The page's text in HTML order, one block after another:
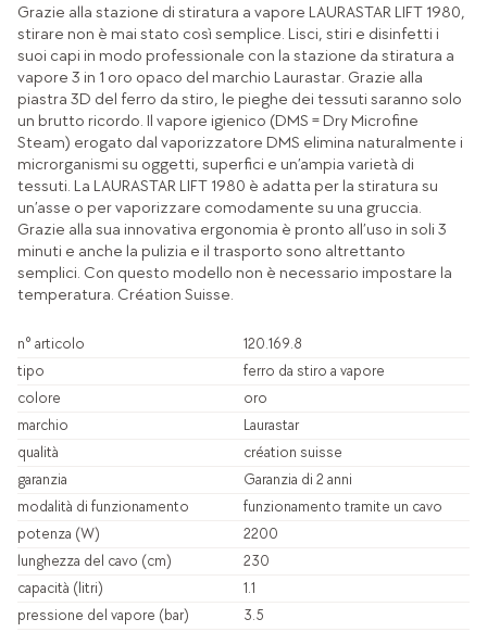
Grazie alla stazione di stiratura a vapore LAURASTAR LIFT 1980,
stirare non è mai stato così semplice. Lisci, stiri e disinfetti i
suoi capi in modo professionale con la stazione da stiratura a
vapore 3 in 1 oro opaco del marchio Laurastar. Grazie alla
piastra 3D del ferro da stiro, le pieghe dei tessuti saranno solo
un brutto ricordo. Il vapore igienico (DMS = Dry Microfine
Steam) erogato dal vaporizzatore DMS elimina naturalmente i
microrganismi su oggetti, superfici e un’ampia varietà di
tessuti. La LAURASTAR LIFT 1980 è adatta per la stiratura su
un’asse o per vaporizzare comodamente su una gruccia.
Grazie alla sua innovativa ergonomia è pronto all’uso in soli 3
minuti e anche la pulizia e il trasporto sono altrettanto
semplici. Con questo modello non è necessario impostare la
temperatura. Création Suisse.
n° articolo
120.169.8
tipo
ferro da stiro a vapore
colore
oro
marchio
Laurastar
qualità
création suisse
garanzia
Garanzia di 2 anni
modalità di funzionamento
funzionamento tramite un cavo
potenza (W)
2200
lunghezza del cavo (cm)
230
capacità (litri)
1.1
pressione del vapore (bar)
3.5